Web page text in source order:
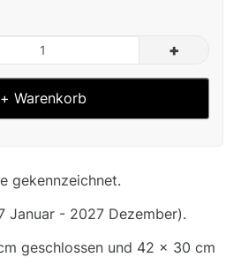
+
+ Warenkorb
gekennzeichnet.
Januar - 2027 Dezember).
geschlossen und 42 x 30 cm